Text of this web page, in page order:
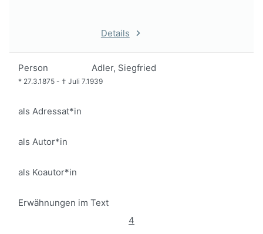
Details
Person Adler, Siegfried
* 27.3.1875 - † Juli 7.1939
als Adressat*in
als Autor*in
als Koautor*in
Erwähnungen im Text
4